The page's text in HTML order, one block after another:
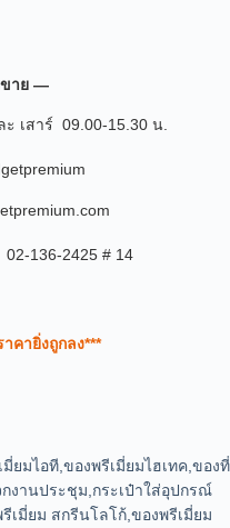
าย —
เสาร์ 09.00-15.30 น.
136-2425 # 14
คายิ่งถูกลง***
ยมไอที,ของพรีเมี่ยมไฮเทค,ของที่
งานประชุม,กระเป๋าใส่อุปกรณ์
เมี่ยม สกรีนโลโก้,ของพรีเมี่ยม